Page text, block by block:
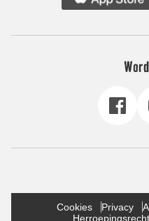
Cookies Privacy
Herroepingsrecht